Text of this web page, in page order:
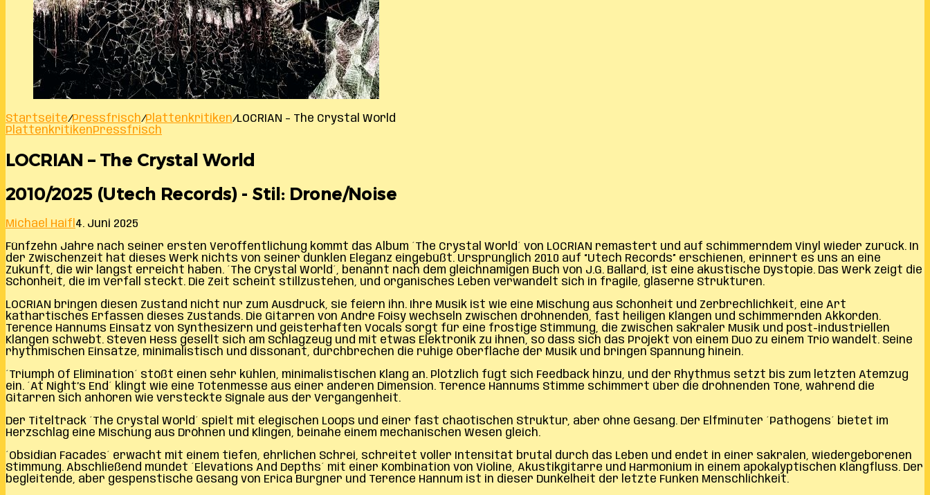
Startseite/Pressfrisch/Plattenkritiken/LOCRIAN – The Crystal World
PlattenkritikenPressfrisch
LOCRIAN – The Crystal World
2010/2025 (Utech Records) - Stil: Drone/Noise
Michael Haifl 4. Juni 2025
Fünfzehn Jahre nach seiner ersten Veröffentlichung kommt das Album ´The Crystal World´ von LOCRIAN remastert und auf schimmerndem Vinyl wieder zurück. In
der Zwischenzeit hat dieses Werk nichts von seiner dunklen Eleganz eingebüßt. Ursprünglich 2010 auf “Utech Records” erschienen, erinnert es uns an eine
Zukunft, die wir längst erreicht haben. ´The Crystal World´, benannt nach dem gleichnamigen Buch von J.G. Ballard, ist eine akustische Dystopie. Das Werk zeigt die
Schönheit, die im Verfall steckt. Die Zeit scheint stillzustehen, und organisches Leben verwandelt sich in fragile, gläserne Strukturen.
LOCRIAN bringen diesen Zustand nicht nur zum Ausdruck, sie feiern ihn. Ihre Musik ist wie eine Mischung aus Schönheit und Zerbrechlichkeit, eine Art
kathartisches Erfassen dieses Zustands. Die Gitarren von André Foisy wechseln zwischen dröhnenden, fast heiligen Klängen und schimmernden Akkorden.
Terence Hannums Einsatz von Synthesizern und geisterhaften Vocals sorgt für eine frostige Stimmung, die zwischen sakraler Musik und post-industriellen
Klängen schwebt. Steven Hess gesellt sich am Schlagzeug und mit etwas Elektronik zu ihnen, so dass sich das Projekt von einem Duo zu einem Trio wandelt. Seine
rhythmischen Einsätze, minimalistisch und dissonant, durchbrechen die ruhige Oberfläche der Musik und bringen Spannung hinein.
´Triumph Of Elimination´ stößt einen sehr kühlen, minimalistischen Klang an. Plötzlich fügt sich Feedback hinzu, und der Rhythmus setzt bis zum letzten Atemzug
ein. ´At Night’s End´ klingt wie eine Totenmesse aus einer anderen Dimension. Terence Hannums Stimme schimmert über die dröhnenden Töne, während die
Gitarren sich anhören wie versteckte Signale aus der Vergangenheit.
Der Titeltrack ´The Crystal World´ spielt mit elegischen Loops und einer fast chaotischen Struktur, aber ohne Gesang. Der Elfminüter ´Pathogens´ bietet im
Herzschlag eine Mischung aus Dröhnen und Klingen, beinahe einem mechanischen Wesen gleich.
´Obsidian Facades´ erwacht mit einem tiefen, ehrlichen Schrei, schreitet voller Intensität brutal durch das Leben und endet in einer sakralen, wiedergeborenen
Stimmung. Abschließend mündet ´Elevations And Depths´ mit einer Kombination von Violine, Akustikgitarre und Harmonium in einem apokalyptischen Klangfluss. Der
begleitende, aber gespenstische Gesang von Erica Burgner und Terence Hannum ist in dieser Dunkelheit der letzte Funken Menschlichkeit.